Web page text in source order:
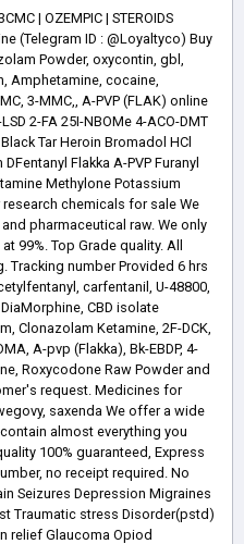
| OZEMPIC | STEROIDS
(Telegram ID : @Loyaltyco) Buy
Powder, oxycontin, gbl,
Amphetamine, cocaine,
3-MMC,, A-PVP (FLAK) online
2-FA 25I-NBOMe 4-ACO-DMT
Tar Heroin Bromadol HCl
Flakka A-PVP Furanyl
Methylone Potassium
chemicals for sale We
pharmaceutical raw. We only
99%. Top Grade quality. All
number Provided 6 hrs
carfentanil, U-48800,
CBD isolate
Clonazolam Ketamine, 2F-DCK,
A-pvp (Flakka), Bk-EBDP, 4-
Roxycodone Raw Powder and
request. Medicines for
saxenda We offer a wide
almost everything you
100% guaranteed, Express
no receipt required. No
Seizures Depression Migraines
Traumatic stress Disorder(pstd)
relief Glaucoma Opiod